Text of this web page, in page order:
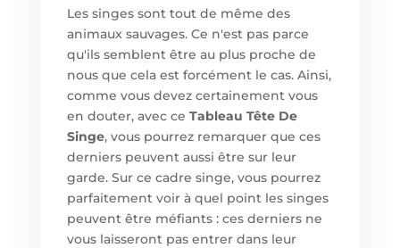
Les singes sont tout de même des
animaux sauvages. Ce n'est pas parce
qu'ils semblent être au plus proche de
nous que cela est forcément le cas. Ainsi,
comme vous devez certainement vous
en douter, avec ce Tableau Tête De
Singe, vous pourrez remarquer que ces
derniers peuvent aussi être sur leur
garde. Sur ce cadre singe, vous pourrez
parfaitement voir à quel point les singes
peuvent être méfiants : ces derniers ne
vous laisseront pas entrer dans leur